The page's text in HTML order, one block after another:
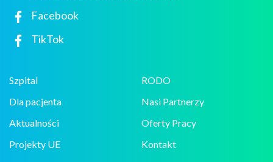
Facebook
TikTok
Szpital
Dla pacjenta
Aktualności
Projekty UE
RODO
Nasi Partnerzy
Oferty Pracy
Kontakt